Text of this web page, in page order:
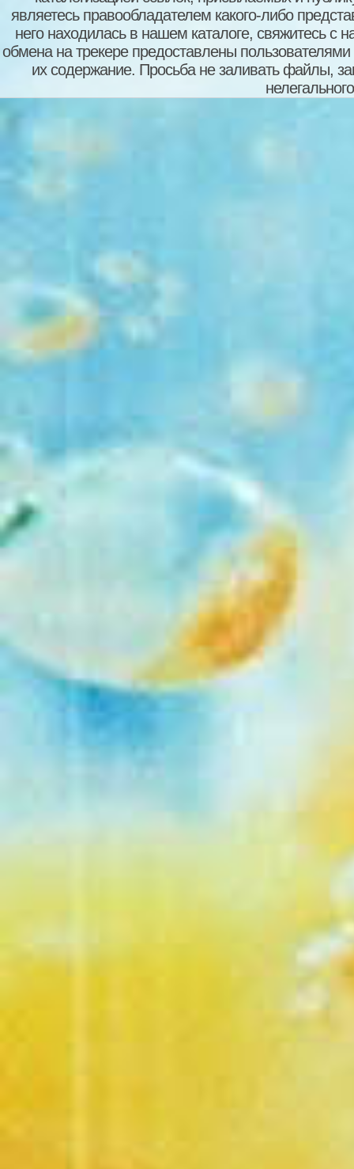
являетесь правообладателем какого-либо
него находилась в нашем каталоге, свяжитесь
обмена на трекере предоставлены пользователями
их содержание. Просьба не заливать файлы,